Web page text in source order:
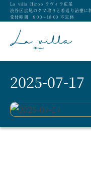
La villa Hiroo ラヴィラ広尾
渋谷区広尾のクマ取りと若返り治療に
受付時間 9:00〜18:00 不定休
2025-07-17